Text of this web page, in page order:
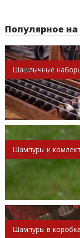
Популярное
Шашлычные
Шампуры и
Шампуры в